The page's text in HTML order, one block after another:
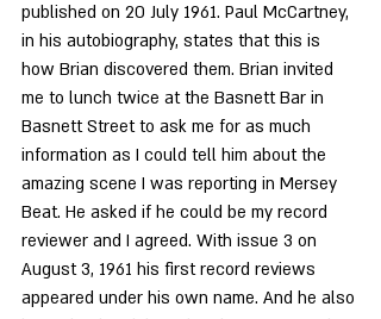
published on 20 July 1961. Paul McCartney,
in his autobiography, states that this is
how Brian discovered them. Brian invited
me to lunch twice at the Basnett Bar in
Basnett Street to ask me for as much
information as I could tell him about the
amazing scene I was reporting in Mersey
Beat. He asked if he could be my record
reviewer and I agreed. With issue 3 on
August 3, 1961 his first record reviews
appeared under his own name. And he also